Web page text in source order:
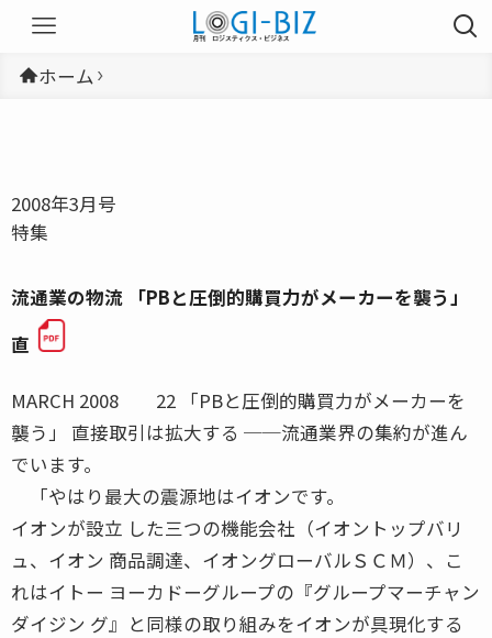
ホーム
2008年3月号
特集
流通業の物流 「PBと圧倒的購買力がメーカーを襲う」
直
MARCH 2008 22 「PBと圧倒的購買力がメーカーを
襲う」 直接取引は拡大する ──流通業界の集約が進ん
でいます。
「やはり最大の震源地はイオンです。
イオンが設立 した三つの機能会社（イオントップバリ
ュ、イオン 商品調達、イオングローバルＳＣＭ）、こ
れはイトー ヨーカドーグループの『グループマーチャン
ダイジン グ』と同様の取り組みをイオンが具現化する